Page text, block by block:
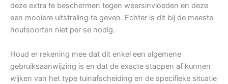
deze extra te beschermen tegen weersinvloeden en deze
een mooiere uitstraling te geven. Echter is dit bij de meeste
houtsoorten niet per se nodig.
Houd er rekening mee dat dit enkel een algemene
gebruiksaanwijzing is en dat de exacte stappen af kunnen
wijken van het type tuinafscheiding en de specifieke situatie